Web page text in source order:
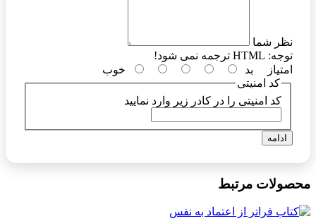
نظر شما
توجه:
امتیاز
بد
خوب
کد امنیتی
کد امنیتی را در کادر زیر وارد نمایید
ادامه
محصولات مرتبط